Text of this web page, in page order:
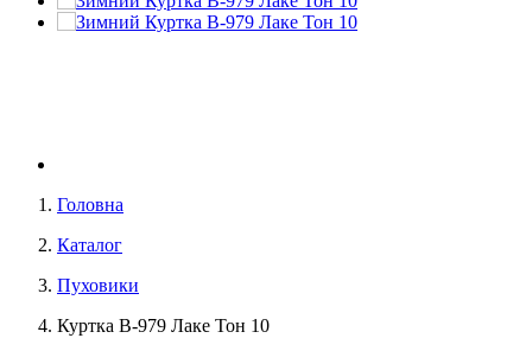
Головна
Каталог
Пуховики
Куртка В-979 Лаке Тон 10